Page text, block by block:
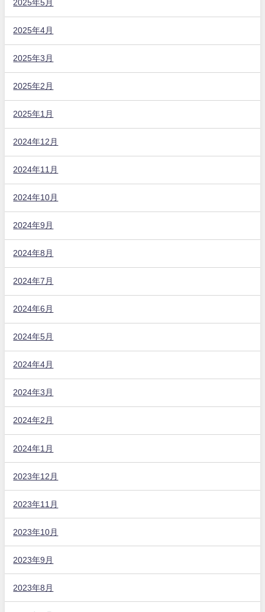
2025年5月
2025年4月
2025年3月
2025年2月
2025年1月
2024年12月
2024年11月
2024年10月
2024年9月
2024年8月
2024年7月
2024年6月
2024年5月
2024年4月
2024年3月
2024年2月
2024年1月
2023年12月
2023年11月
2023年10月
2023年9月
2023年8月